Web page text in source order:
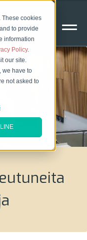
These cookies
to provide
information
Policy.
our site.
we have to
not asked to